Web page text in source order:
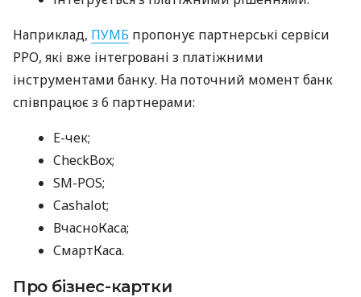
Наприклад, ПУМБ пропонує партнерські сервіси
РРО, які вже інтегровані з платіжними
інструментами банку. На поточний момент банк
співпрацює з 6 партнерами:
E-чек;
CheckBox;
SM-POS;
Cashalot;
ВчасноКаса;
СмартКаса.
Про бізнес-картки